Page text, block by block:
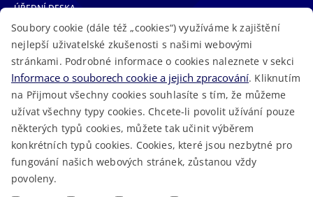
ÚŘEDNÍ DESKA
TELEFONNÍ SEZNAM
LÉKAŘSKÁ POHOTOVOST
VOLNÁ MÍSTA
AKTUALITY
2023 © Královéhradecký kraj • Vytvořeno vMacron Software
RSS Mapa stránek Cookies Prohlášení o přístupnosti
Soubory cookie (dále též „cookies“) využíváme k zajištění
nejlepší uživatelské zkušenosti s našimi webovými
stránkami. Podrobné informace o cookies naleznete v sekci
Informace o souborech cookie a jejich zpracování. Kliknutím
na Přijmout všechny cookies souhlasíte s tím, že můžeme
užívat všechny typy cookies. Chcete-li povolit užívání pouze
některých typů cookies, můžete tak učinit výběrem
konkrétních typů cookies. Cookies, které jsou nezbytné pro
fungování našich webových stránek, zůstanou vždy
povoleny.